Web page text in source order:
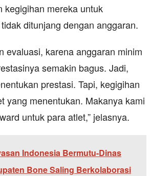
kegigihan mereka untuk
ditunjang dengan anggaran.
evaluasi, karena anggaran minim
semakin bagus. Jadi,
prestasi. Tapi, kegigihan
yang menentukan. Makanya kami
untuk para atlet,” jelasnya.
Indonesia Bermutu-Dinas
Bone Saling Berkolaborasi